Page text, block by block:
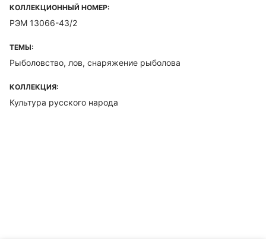
КОЛЛЕКЦИОННЫЙ НОМЕР:
РЭМ 13066-43/2
ТЕМЫ:
Рыболовство, лов, снаряжение рыболова
КОЛЛЕКЦИЯ:
Культура русского народа